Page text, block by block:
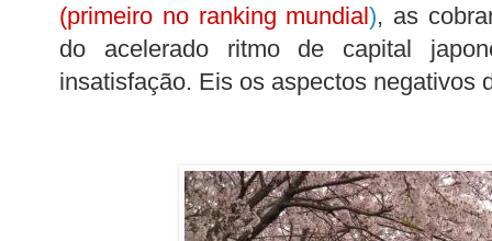
(primeiro no ranking mundial), as
do acelerado ritmo de capital
insatisfação. Eis os aspectos negativos